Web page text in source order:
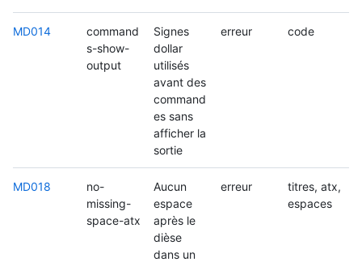
MD014
command
s-show-
output
Signes
dollar
utilisés
avant des
command
es sans
afficher la
sortie
erreur code
MD018
no-
missing-
space-atx
Aucun
espace
après le
dièse
dans un
erreur
titres, atx,
espaces